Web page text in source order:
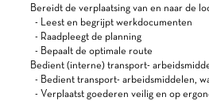
Bereidt de verplaatsing van en naar de
- Leest en begrijpt werkdocumenten
- Raadpleegt de planning
- Bepaalt de optimale route
Bedient (interne) transport-
- Bedient transport- arbeidsmiddelen,
- Verplaatst goederen veilig en op